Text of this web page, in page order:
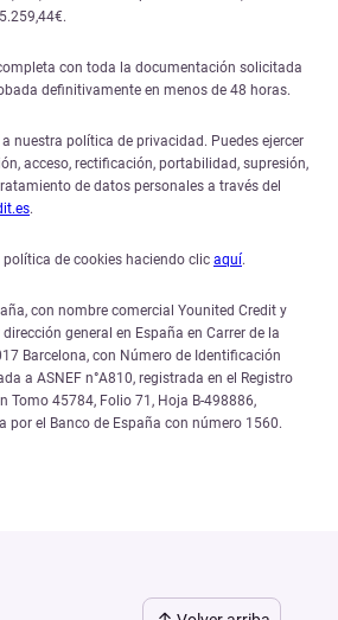
con toda la documentación solicitada
definitivamente en menos de 48 horas.
nuestra política de privacidad. Puedes ejercer
acceso, rectificación, portabilidad, supresión,
de datos personales a través del
.
política de cookies haciendo clic aquí.
con nombre comercial Younited Credit y
general en España en Carrer de la
Barcelona, con Número de Identificación
a ASNEF n°A810, registrada en el Registro
Tomo 45784, Folio 71, Hoja B-498886,
por el Banco de España con número 1560.